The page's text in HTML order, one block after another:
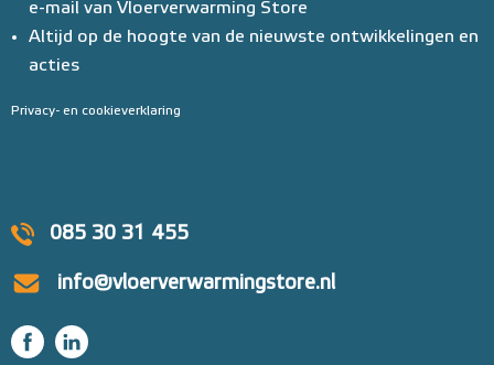
085 30 31 455
info@vloerverwarmingstore.nl
e-mail van Vloerverwarming Store
Altijd op de hoogte van de nieuwste ontwikkelingen en
acties
Privacy- en cookieverklaring